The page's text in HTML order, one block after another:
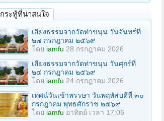
กระทู้ที่น่าสนใจ
เสียงธรรมจากวัดท่าขนุน วันจันทร์ที่
๒๗ กรกฎาคม ๒๕๖๙
โดย iamfu 28 กรกฎาคม 2026
เสียงธรรมจากวัดท่าขนุน วันศุกร์ที่
๒๔ กรกฎาคม ๒๕๖๙
โดย iamfu 24 กรกฎาคม 2026
เทศน์วันเข้าพรรษา วันพฤหัสบดีที่ ๓๐
กรกฎาคม พุทธศักราช ๒๕๖๙
โดย iamfu อาทิตย์ เวลา 17:06